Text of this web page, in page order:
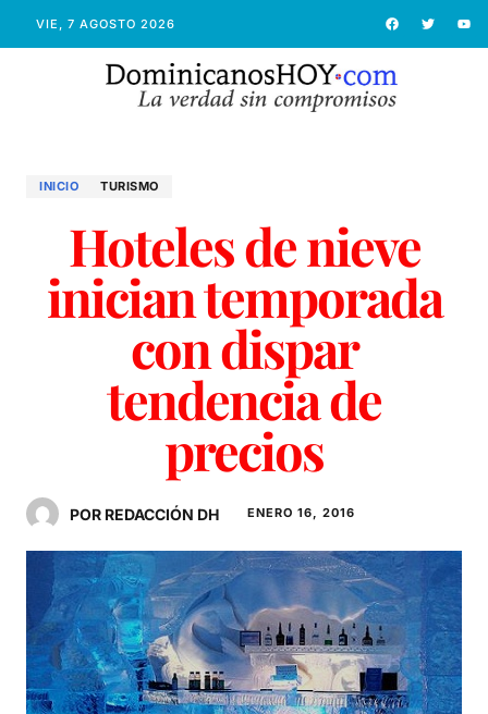
VIE, 7 AGOSTO 2026
INICIO TURISMO
Hoteles de nieve
inician temporada
con dispar
tendencia de
precios
POR REDACCIÓN DH ENERO 16, 2016